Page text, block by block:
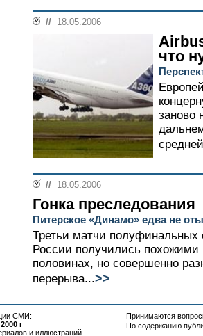
// 18.05.2006
что
заново
// 18.05.2006
Гонка преследования
Питерское «Динамо» едва не
Третьи матчи полуфинальных
России получились
половинах, но совершенно
перерыва...>>
СМИ:
г
и иллюстраций
Принимаются
По содержанию